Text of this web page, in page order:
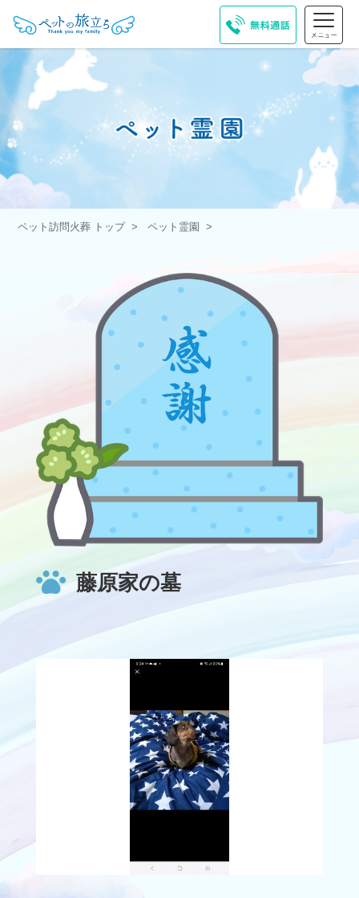
ペット訪問火葬 トップ ペット霊園
藤原家の墓